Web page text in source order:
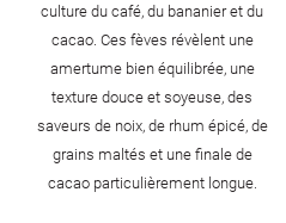
culture du café, du bananier et du
cacao. Ces fèves révèlent une
amertume bien équilibrée, une
texture douce et soyeuse, des
saveurs de noix, de rhum épicé, de
grains maltés et une finale de
cacao particulièrement longue.